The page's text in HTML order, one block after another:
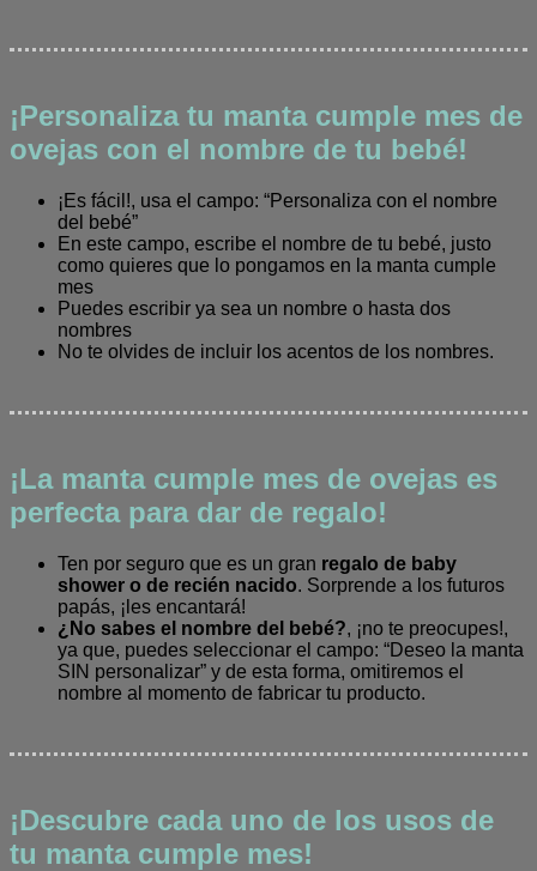
¡Personaliza tu manta cumple mes de
ovejas con el nombre de tu bebé!
¡Es fácil!, usa el campo: “Personaliza con el nombre
del bebé”
En este campo, escribe el nombre de tu bebé, justo
como quieres que lo pongamos en la manta cumple
mes
Puedes escribir ya sea un nombre o hasta dos
nombres
No te olvides de incluir los acentos de los nombres.
¡La manta cumple mes de ovejas es
perfecta para dar de regalo!
Ten por seguro que es un gran regalo de baby
shower o de recién nacido. Sorprende a los futuros
papás, ¡les encantará!
¿No sabes el nombre del bebé?, ¡no te preocupes!,
ya que, puedes seleccionar el campo: “Deseo la manta
SIN personalizar” y de esta forma, omitiremos el
nombre al momento de fabricar tu producto.
¡Descubre cada uno de los usos de
tu manta cumple mes!